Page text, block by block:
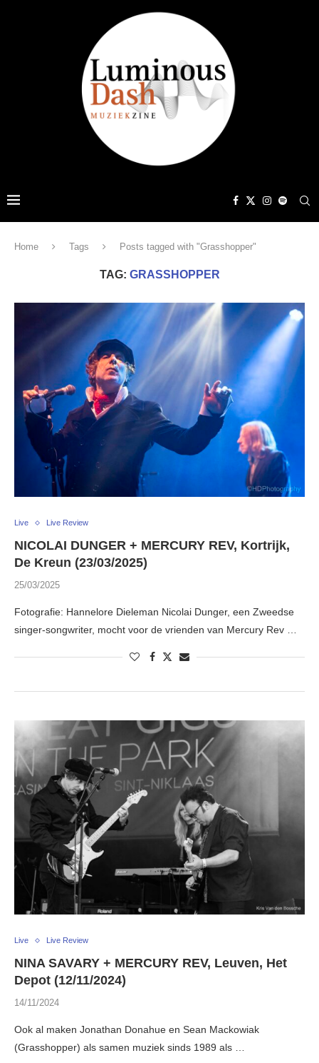
Home Tags Posts tagged with "Grasshopper"
TAG: GRASSHOPPER
Live Live Review
NICOLAI DUNGER + MERCURY REV, Kortrijk,
De Kreun (23/03/2025)
25/03/2025
Fotografie: Hannelore Dieleman Nicolai Dunger, een Zweedse
singer-songwriter, mocht voor de vrienden van Mercury Rev …
Live Live Review
NINA SAVARY + MERCURY REV, Leuven, Het
Depot (12/11/2024)
14/11/2024
Ook al maken Jonathan Donahue en Sean Mackowiak
(Grasshopper) als samen muziek sinds 1989 als …